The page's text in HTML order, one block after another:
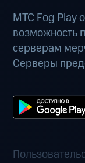
МТС Fog Play
возможность
серверам
Серверы